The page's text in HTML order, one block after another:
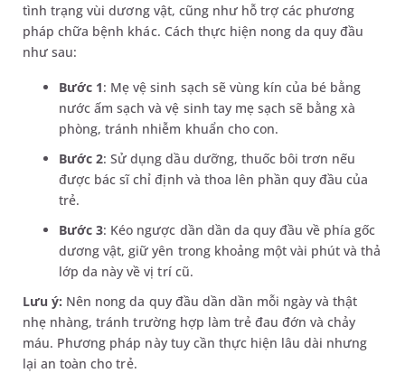
tình trạng vùi dương vật, cũng như hỗ trợ các phương
pháp chữa bệnh khác. Cách thực hiện nong da quy đầu
như sau:
Bước 1: Mẹ vệ sinh sạch sẽ vùng kín của bé bằng
nước ấm sạch và vệ sinh tay mẹ sạch sẽ bằng xà
phòng, tránh nhiễm khuẩn cho con.
Bước 2: Sử dụng dầu dưỡng, thuốc bôi trơn nếu
được bác sĩ chỉ định và thoa lên phần quy đầu của
trẻ.
Bước 3: Kéo ngược dần dần da quy đầu về phía gốc
dương vật, giữ yên trong khoảng một vài phút và thả
lớp da này về vị trí cũ.
Lưu ý: Nên nong da quy đầu dần dần mỗi ngày và thật
nhẹ nhàng, tránh trường hợp làm trẻ đau đớn và chảy
máu. Phương pháp này tuy cần thực hiện lâu dài nhưng
lại an toàn cho trẻ.